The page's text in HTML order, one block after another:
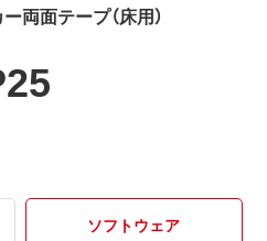
両面テープ（床用）
ソフトウェア